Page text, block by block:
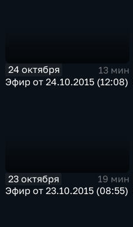
24 октября
13 мин
Эфир от 24.10.2015 (12:08)
23 октября
19 мин
Эфир от 23.10.2015 (08:55)